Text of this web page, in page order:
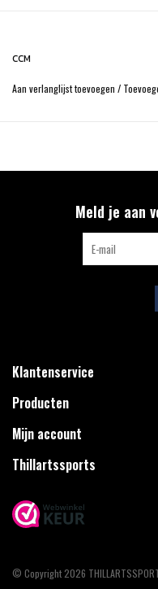
CCM
Aan verlanglijst toevoegen /
Meld je aan
Klantenservice
Producten
Mijn account
Thillartssports
© Copyright 2026